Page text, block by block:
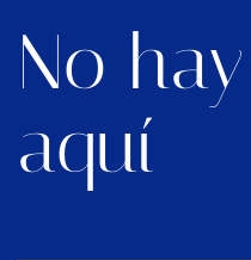
No
aquí